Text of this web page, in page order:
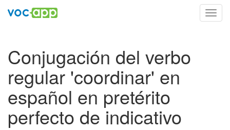
Conjugación del verbo
regular 'coordinar' en
español en pretérito
perfecto de indicativo